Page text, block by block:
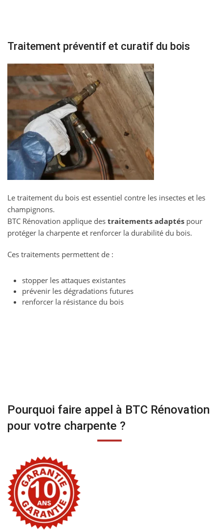
Traitement préventif et curatif du bois
Le traitement du bois est essentiel contre les insectes et les
champignons.
BTC Rénovation applique des traitements adaptés pour
protéger la charpente et renforcer la durabilité du bois.
Ces traitements permettent de :
stopper les attaques existantes
prévenir les dégradations futures
renforcer la résistance du bois
Pourquoi faire appel à BTC Rénovation
pour votre charpente ?